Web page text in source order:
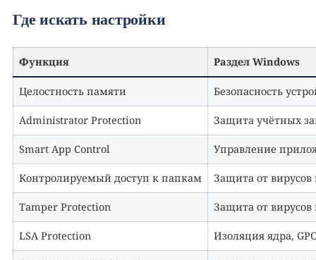
Где искать настройки
Функция Раздел Windows
Целостность памяти Безопасность
Administrator Protection Защита учётных
Smart App Control Управление
Контролируемый доступ к папкам Защита от вирусов
Tamper Protection Защита от вирусов
LSA Protection Изоляция ядра,